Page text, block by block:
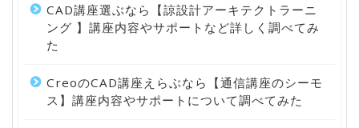
CAD講座選ぶなら【諒設計アーキテクトラーニ
ング 】講座内容やサポートなど詳しく調べてみ
た
CreoのCAD講座えらぶなら【通信講座のシーモ
ス】講座内容やサポートについて調べてみた